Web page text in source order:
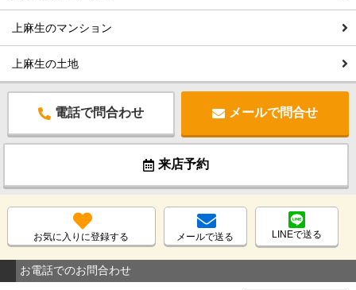
上麻生のマンション
上麻生の土地
電話で問合わせ メールで問合せ
来店予約
お気に入りに登録する メールで送る LINEで送る
お電話でのお問合わせ